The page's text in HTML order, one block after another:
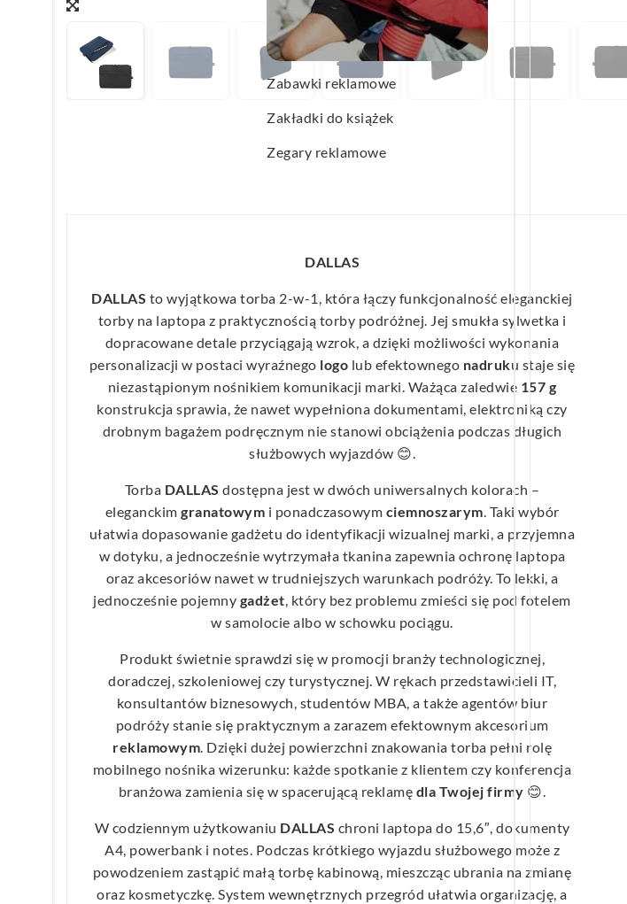
Wachlarze reklamowe
Wagi kuchenne
Zabawki reklamowe
Zakładki do książek
Zegary reklamowe
DALLAS
DALLAS to wyjątkowa torba 2-w-1, która łączy funkcjonalność eleganckiej
torby na laptopa z praktycznością torby podróżnej. Jej smukła sylwetka i
dopracowane detale przyciągają wzrok, a dzięki możliwości wykonania
personalizacji w postaci wyraźnego logo lub efektownego nadruku staje się
niezastąpionym nośnikiem komunikacji marki. Ważąca zaledwie 157 g
konstrukcja sprawia, że nawet wypełniona dokumentami, elektroniką czy
drobnym bagażem podręcznym nie stanowi obciążenia podczas długich
służbowych wyjazdów 😊.
Torba DALLAS dostępna jest w dwóch uniwersalnych kolorach –
eleganckim granatowym i ponadczasowym ciemnoszarym. Taki wybór
ułatwia dopasowanie gadżetu do identyfikacji wizualnej marki, a przyjemna
w dotyku, a jednocześnie wytrzymała tkanina zapewnia ochronę laptopa
oraz akcesoriów nawet w trudniejszych warunkach podróży. To lekki, a
jednocześnie pojemny gadżet, który bez problemu zmieści się pod fotelem
w samolocie albo w schowku pociągu.
Produkt świetnie sprawdzi się w promocji branży technologicznej,
doradczej, szkoleniowej czy turystycznej. W rękach przedstawicieli IT,
konsultantów biznesowych, studentów MBA, a także agentów biur
podróży stanie się praktycznym a zarazem efektownym akcesorium
reklamowym. Dzięki dużej powierzchni znakowania torba pełni rolę
mobilnego nośnika wizerunku: każde spotkanie z klientem czy konferencja
branżowa zamienia się w spacerującą reklamę dla Twojej firmy 😊.
W codziennym użytkowaniu DALLAS chroni laptopa do 15,6″, dokumenty
A4, powerbank i notes. Podczas krótkiego wyjazdu służbowego może z
powodzeniem zastąpić małą torbę kabinową, mieszcząc ubrania na zmianę
oraz kosmetyczkę. System wewnętrznych przegród ułatwia organizację, a